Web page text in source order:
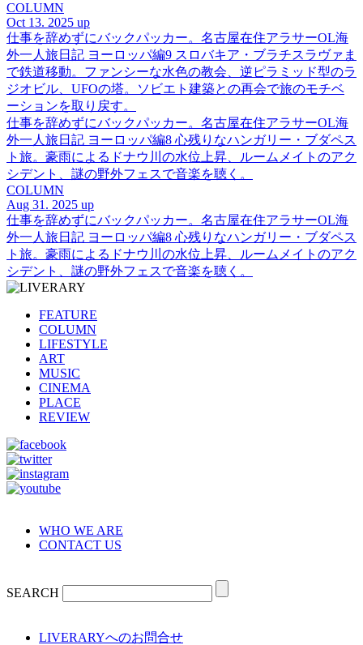
COLUMN
Oct 13. 2025 up
仕事を辞めずにバックパッカー。名古屋在住アラサーOL海
外一人旅日記 ヨーロッパ編9 スロバキア・ブラチスラヴァま
で鉄道移動。ファンシーな水色の教会、逆ピラミッド型のラ
ジオビル、UFOの塔。ソビエト建築との再会で旅のモチベ
ーションを取り戻す。
仕事を辞めずにバックパッカー。名古屋在住アラサーOL海
外一人旅日記 ヨーロッパ編8 心残りなハンガリー・ブダペス
ト旅。豪雨によるドナウ川の水位上昇、ルームメイトのアク
シデント、謎の野外フェスで音楽を聴く。
COLUMN
Aug 31. 2025 up
仕事を辞めずにバックパッカー。名古屋在住アラサーOL海
外一人旅日記 ヨーロッパ編8 心残りなハンガリー・ブダペス
ト旅。豪雨によるドナウ川の水位上昇、ルームメイトのアク
シデント、謎の野外フェスで音楽を聴く。
FEATURE
COLUMN
LIFESTYLE
ART
MUSIC
CINEMA
PLACE
REVIEW
WHO WE ARE
CONTACT US
SEARCH
LIVERARYへのお問合せ